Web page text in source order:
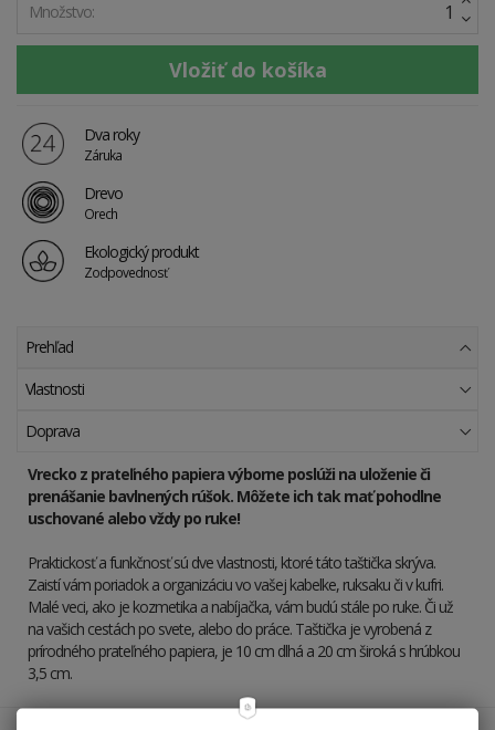
Množstvo:
Dva roky
Záruka
Drevo
Orech
Ekologický produkt
Zodpovednosť
Prehľad
Vlastnosti
Doprava
Vrecko z prateľného papiera výborne poslúži na uloženie či
prenášanie bavlnených rúšok. Môžete ich tak mať pohodlne
uschované alebo vždy po ruke!
Praktickosť a funkčnosť sú dve vlastnosti, ktoré táto taštička skrýva.
Zaistí vám poriadok a organizáciu vo vašej kabelke, ruksaku či v kufri.
Malé veci, ako je kozmetika a nabíjačka, vám budú stále po ruke. Či už
na vašich cestách po svete, alebo do práce. Taštička je vyrobená z
prírodného prateľného papiera, je 10 cm dlhá a 20 cm široká s hrúbkou
3,5 cm.